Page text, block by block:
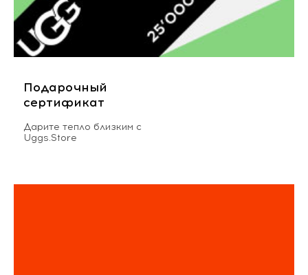
Подарочный
сертификат
Дарите тепло близким с
Uggs.Store